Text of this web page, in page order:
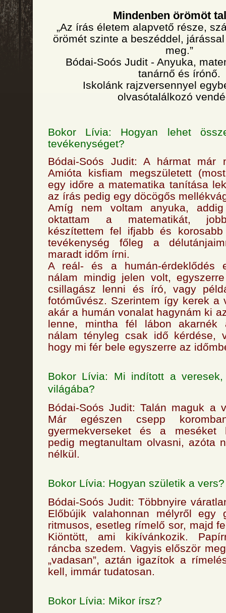
Mindenben örömöt
„Az írás életem alapvető része,
örömét szinte a beszéddel,
meg.”
Bódai-Soós Judit - Anyuka,
tanárnő és írónő.
Iskolánk rajzversennyel
olvasótalálkozó
Bokor Lívia: Hogyan lehet
tevékenységet?
Bódai-Soós Judit: A hármat már
Amióta kisfiam megszületett
egy időre a matematika tanítása
az írás pedig egy döcögős
Amíg nem voltam anyuka, addig
oktattam a matematikát,
készítettem fel ifjabb és
tevékenység főleg a
maradt időm írni.
A reál- és a humán-érdeklődés
nálam mindig jelen volt,
csillagász lenni és író, vagy
fotóművész. Szerintem így kerek a
akár a humán vonalat hagynám ki
lenne, mintha fél lábon akarnék
nálam tényleg csak idő kérdése,
hogy mi fér bele egyszerre az
Bokor Lívia: Mi indított a
világába?
Bódai-Soós Judit: Talán maguk a
Már egészen csepp
gyermekverseket és a meséket
pedig megtanultam olvasni, azóta
nélkül.
Bokor Lívia: Hogyan születik a vers?
Bódai-Soós Judit: Többnyire
Előbújik valahonnan mélyről egy
ritmusos, esetleg rímelő sor, majd
Kiöntött, ami kikívánkozik.
ráncba szedem. Vagyis először
„vadasan”, aztán igazítok a
kell, immár tudatosan.
Bokor Lívia: Mikor írsz?